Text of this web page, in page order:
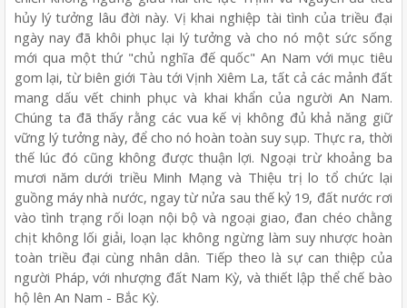
hủy lý tưởng lâu đời này. Vị khai nghiệp tài tình của triều đại
ngày nay đã khôi phục lại lý tưởng và cho nó một sức sống
mới qua một thứ "chủ nghĩa đế quốc" An Nam với mục tiêu
gom lại, từ biên giới Tàu tới Vịnh Xiêm La, tất cả các mảnh đất
mang dấu vết chinh phục và khai khẩn của người An Nam.
Chúng ta đã thấy rằng các vua kế vị không đủ khả năng giữ
vững lý tưởng này, để cho nó hoàn toàn suy sụp. Thực ra, thời
thế lúc đó cũng không được thuận lợi. Ngoại trừ khoảng ba
mươi năm dưới triều Minh Mạng và Thiệu trị lo tổ chức lại
guồng máy nhà nước, ngay từ nửa sau thế kỷ 19, đất nước rơi
vào tình trạng rối loạn nội bộ và ngoại giao, đan chéo chằng
chịt không lối giải, loạn lạc không ngừng làm suy nhược hoàn
toàn triều đại cùng nhân dân. Tiếp theo là sự can thiệp của
người Pháp, với nhượng đất Nam Kỳ, và thiết lập thể chế bào
hộ lên An Nam - Bắc Kỳ.